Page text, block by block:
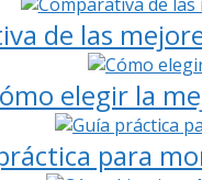
de las
elegir la
para